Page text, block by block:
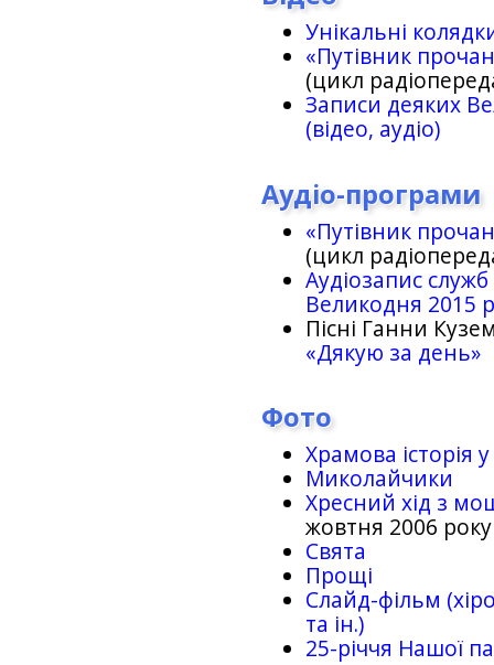
Унікальні
«Путівник
(цикл
Записи деяких
(відео, аудіо)
Аудіо-програми
«Путівник
(цикл
Аудіозапис
Великодня 2015
Пісні Ганни
«Дякую за день»
Фото
Храмова історія
Миколайчики
Хресний хід з
жовтня 2006 року
Свята
Прощі
Слайд-фільм
та ін.)
25-рiччя Нашої